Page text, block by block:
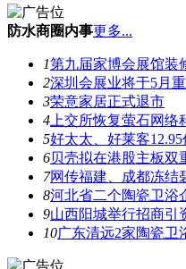
防水商圈内事更多...
1第九届家博会展馆装
2深圳会展业将于5月
3荣意家居正式退市
4 上交所恢复萤石网络
5好太太、好莱客
6贝壳拟在港股主板双
7网传福建、成都冻结
8河北省二个陶瓷卫浴
9山西阳城举行招商引
10广东清远2家陶瓷卫